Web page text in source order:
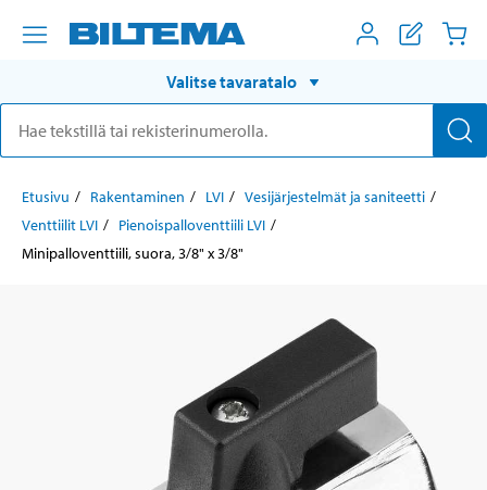
Valitse tavaratalo
Etusivu Rakentaminen LVI
Vesijärjestelmät ja saniteetti
Venttiilit LVI
Pienoispalloventtiili LVI
Minipalloventtiili, suora, 3/8" x 3/8"